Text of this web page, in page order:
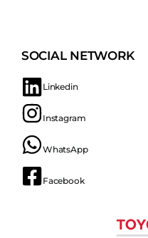
SOCIAL NETWORK
Linkedin
Instagram
WhatsApp
Facebook